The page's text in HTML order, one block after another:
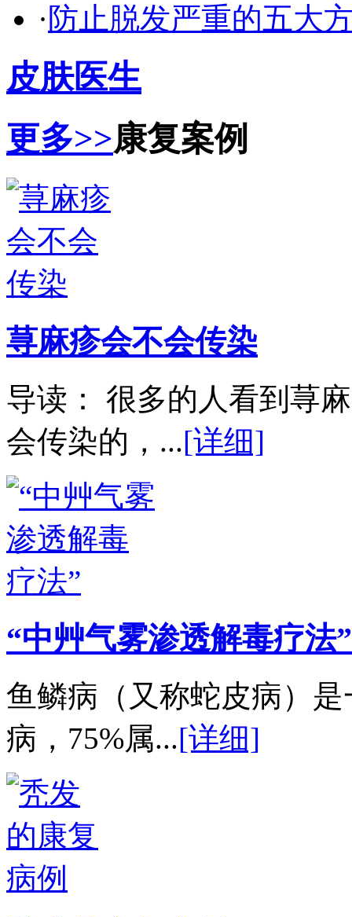
· 防止脱发严重的五大
皮肤医生
更多>>康复案例
荨麻疹会不会传染
导读： 很多的人看到荨
会传染的，...[详细]
“中艸气雾渗透解毒疗法”
鱼鳞病（又称蛇皮病）
病，75%属...[详细]